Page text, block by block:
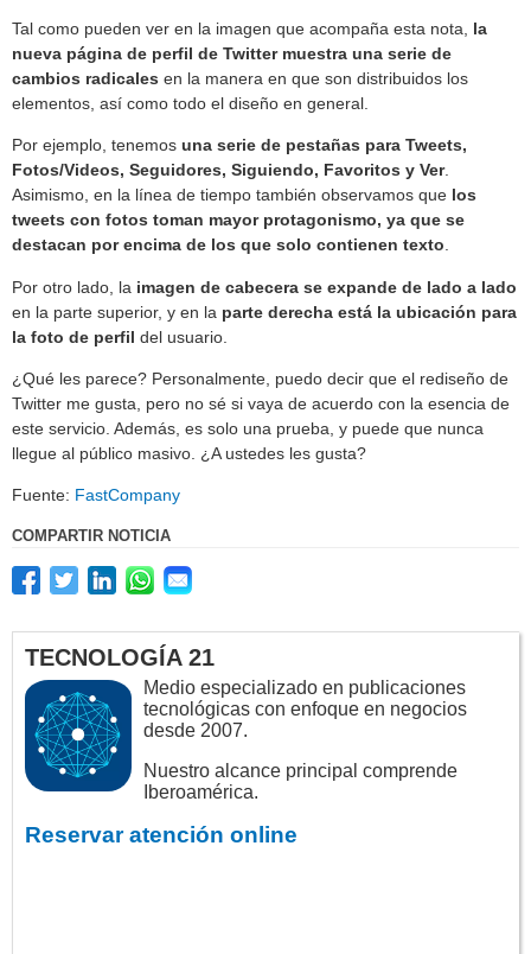
Tal como pueden ver en la imagen que acompaña esta nota, la
nueva página de perfil de Twitter muestra una serie de
cambios radicales en la manera en que son distribuidos los
elementos, así como todo el diseño en general.
Por ejemplo, tenemos una serie de pestañas para Tweets,
Fotos/Videos, Seguidores, Siguiendo, Favoritos y Ver.
Asimismo, en la línea de tiempo también observamos que los
tweets con fotos toman mayor protagonismo, ya que se
destacan por encima de los que solo contienen texto.
Por otro lado, la imagen de cabecera se expande de lado a lado
en la parte superior, y en la parte derecha está la ubicación para
la foto de perfil del usuario.
¿Qué les parece? Personalmente, puedo decir que el rediseño de
Twitter me gusta, pero no sé si vaya de acuerdo con la esencia de
este servicio. Además, es solo una prueba, y puede que nunca
llegue al público masivo. ¿A ustedes les gusta?
Fuente: FastCompany
COMPARTIR NOTICIA
TECNOLOGÍA 21
Medio especializado en publicaciones
tecnológicas con enfoque en negocios
desde 2007.
Nuestro alcance principal comprende
Iberoamérica.
Reservar atención online